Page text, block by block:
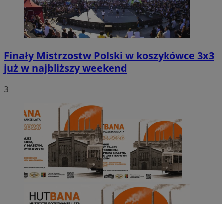
Finały Mistrzostw Polski w koszykówce 3x3
już w najbliższy weekend
3